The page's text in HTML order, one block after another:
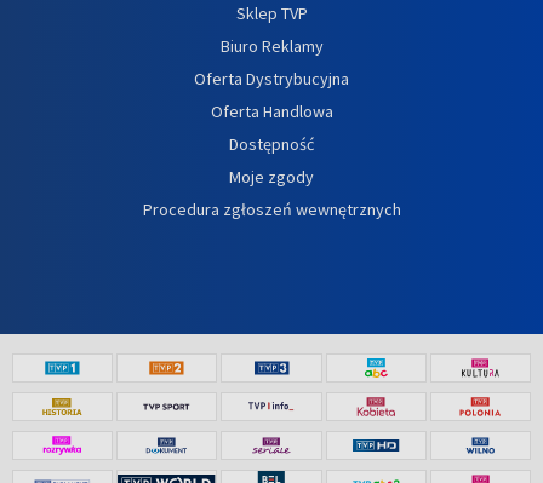
Sklep TVP
Biuro Reklamy
Oferta Dystrybucyjna
Oferta Handlowa
Dostępność
Moje zgody
Procedura zgłoszeń wewnętrznych